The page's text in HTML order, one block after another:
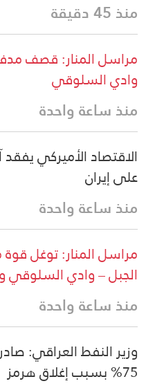
منذ 45 دقيقة
مراسل المنار: قصف
وادي السلوقي
منذ ساعة واحدة
الاقتصاد الأميركي
على إيران
منذ ساعة واحدة
مراسل المنار: توغل
الجبل – وادي السلوقي
منذ ساعة واحدة
وزير النفط العراقي:
75% بسبب إغلاق هرمز